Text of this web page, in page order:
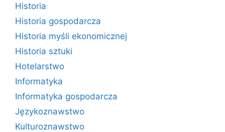
Historia
Historia gospodarcza
Historia myśli ekonomicznej
Historia sztuki
Hotelarstwo
Informatyka
Informatyka gospodarcza
Językoznawstwo
Kulturoznawstwo